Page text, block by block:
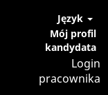
Język
Mój profil
kandydata
Login
pracownika